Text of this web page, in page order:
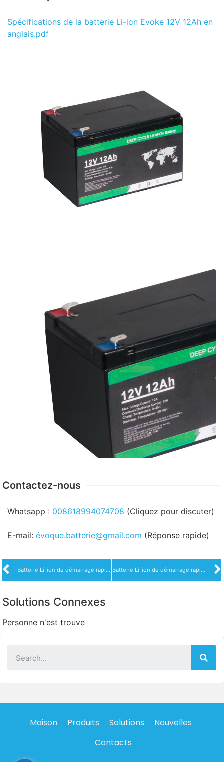
Spécifications de la batterie Li-ion Evoke 12V 12Ah en
anglais.pdf
Contactez-nous
Whatsapp : 008618994074708 (Cliquez pour discuter)
E-mail: évoque.batterie@gmail.com (Réponse rapide)
Batterie Li-ion de démarrage rapide 12V 7Ah Batterie Li-ion de démarrage rapide 12V 18Ah
Solutions Connexes
Personne n'est trouve
Maison Produits Solutions
Nouvelles
Contacts